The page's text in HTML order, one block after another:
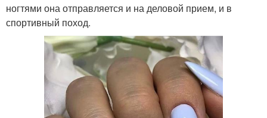
ногтями она отправляется и на деловой прием, и в
спортивный поход.